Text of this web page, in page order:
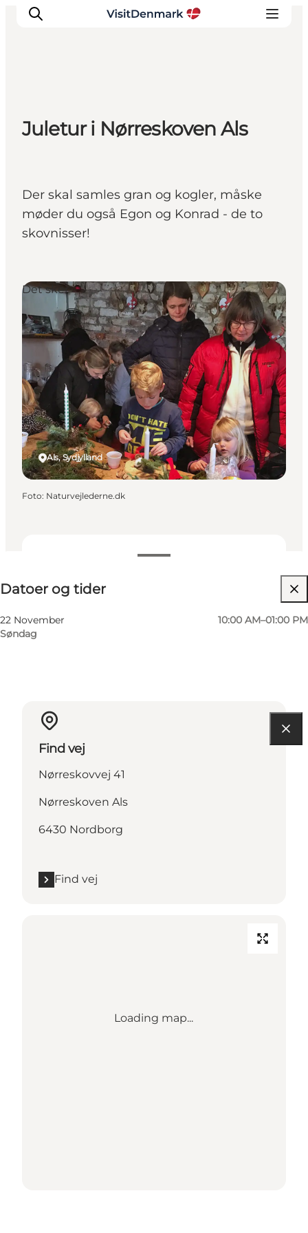
Inspiration
Destinationer
Planlæg ferien
Juletur i Nørreskoven Als
Der skal samles gran og kogler, måske
møder du også Egon og Konrad - de to
skovnisser!
Datoer og tider
22 November
Søndag
10:00 AM–01:00 PM
Besøg hjemmeside
Als, Sydjylland
Det sker
Foto: Naturvejlederne.dk
Find vej
Nørreskovvej 41
Nørreskoven Als
6430 Nordborg
Find vej
Loading map...